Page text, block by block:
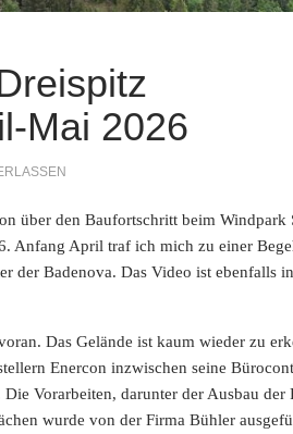
Mai 2026
über den Baufortschritt beim Windpark
Anfang April traf ich mich zu einer
der Badenova. Das Video ist ebenfalls
Das Gelände ist kaum wieder zu
Enercon inzwischen seine
Vorarbeiten, darunter der Ausbau der
wurde von der Firma Bühler